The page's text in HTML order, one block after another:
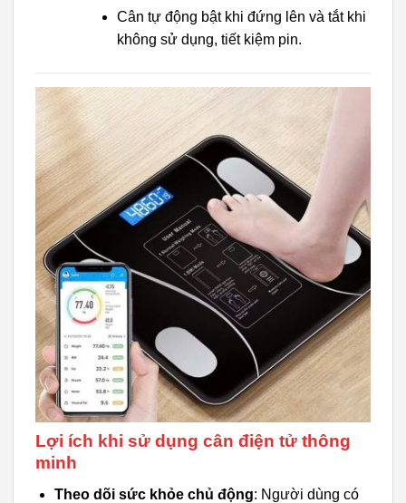
Cân tự động bật khi đứng lên và tắt khi
không sử dụng, tiết kiệm pin.
Lợi ích khi sử dụng cân điện tử thông
minh
Theo dõi sức khỏe chủ động: Người dùng có